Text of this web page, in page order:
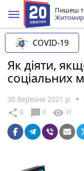
Пишеш
Житомир
COVID-19
Як діяти,
соціальних
30 березня 2021 р.
share 0 chat_bubble 0 visibility 31